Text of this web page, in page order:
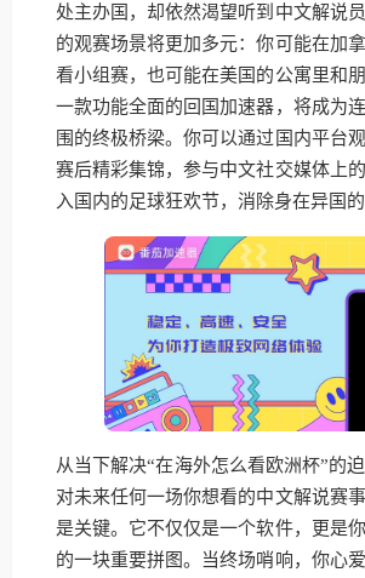
处主办国，却依然渴望听到中文解说
的观赛场景将更加多元：你可能在加
看小组赛，也可能在美国的公寓里和
一款功能全面的回国加速器，将成为
围的终极桥梁。你可以通过国内平台
赛后精彩集锦，参与中文社交媒体上
入国内的足球狂欢节，消除身在异国的
从当下解决“在海外怎么看欧洲杯”的
对未来任何一场你想看的中文解说赛
是关键。它不仅仅是一个软件，更是
的一块重要拼图。当终场哨响，你心